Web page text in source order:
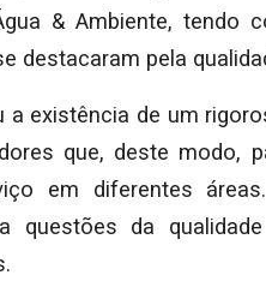
& Ambiente, tendo
destacaram pela
a existência de um
que, deste modo,
em diferentes
questões da